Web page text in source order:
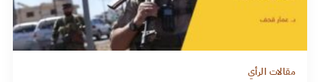
مقالات الرأي